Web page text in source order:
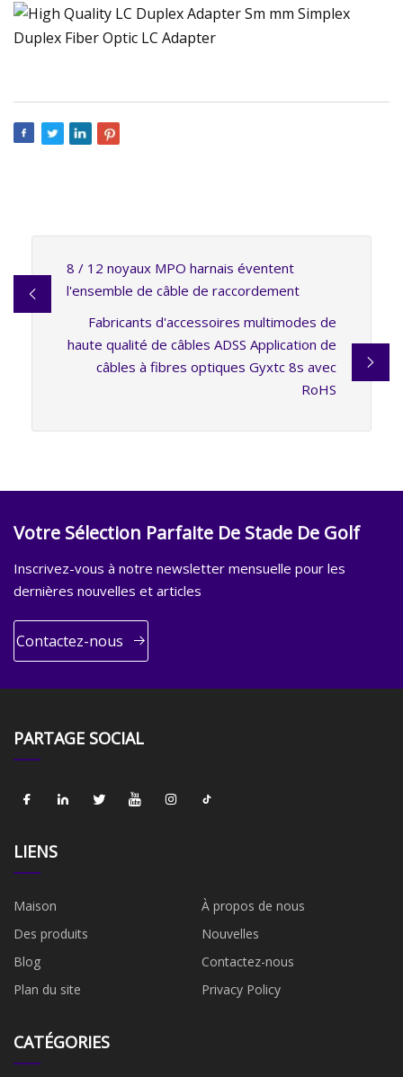
8 / 12 noyaux MPO harnais éventent
l'ensemble de câble de raccordement
Fabricants d'accessoires multimodes de
haute qualité de câbles ADSS Application de
câbles à fibres optiques Gyxtc 8s avec
RoHS
Votre Sélection Parfaite De Stade De Golf
Inscrivez-vous à notre newsletter mensuelle pour les
dernières nouvelles et articles
Contactez-nous
PARTAGE SOCIAL
LIENS
Maison
À propos de nous
Des produits
Nouvelles
Blog
Contactez-nous
Plan du site
Privacy Policy
CATÉGORIES